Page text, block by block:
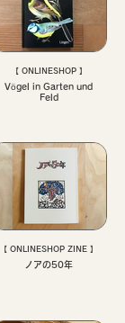
【 ONLINESHOP 】
Vögel in Garten und
Feld
【 ONLINESHOP ZINE 】
ノアの50年